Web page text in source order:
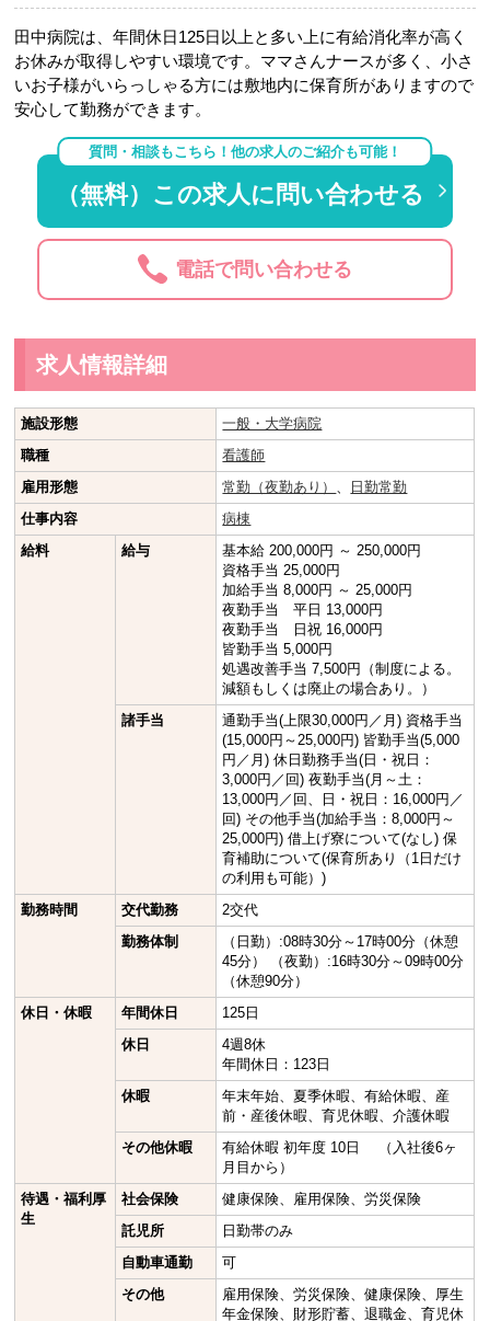
田中病院は、年間休日125日以上と多い上に有給消化率が高く
お休みが取得しやすい環境です。ママさんナースが多く、小さ
いお子様がいらっしゃる方には敷地内に保育所がありますので
安心して勤務ができます。
質問・相談もこちら！他の求人のご紹介も可能！
（無料）この求人に問い合わせる
電話で問い合わせる
求人情報詳細
施設形態
一般・大学病院
職種
看護師
雇用形態
常勤（夜勤あり）
日勤常勤
仕事内容
病棟
給料
給与
基本給 200,000円 ～ 250,000円
資格手当 25,000円
加給手当 8,000円 ～ 25,000円
夜勤手当 平日 13,000円
夜勤手当 日祝 16,000円
皆勤手当 5,000円
処遇改善手当 7,500円（制度による。
減額もしくは廃止の場合あり。）
諸手当
通勤手当(上限30,000円／月) 資格手当
(15,000円～25,000円) 皆勤手当(5,000
円／月) 休日勤務手当(日・祝日：
3,000円／回) 夜勤手当(月～土：
13,000円／回、日・祝日：16,000円／
回) その他手当(加給手当：8,000円～
25,000円) 借上げ寮について(なし) 保
育補助について(保育所あり（1日だけ
の利用も可能）)
勤務時間
交代勤務
2交代
勤務体制
（日勤）:08時30分～17時00分（休憩
45分） （夜勤）:16時30分～09時00分
（休憩90分）
休日・休暇
年間休日
125日
休日
4週8休
年間休日：123日
休暇
年末年始、夏季休暇、有給休暇、産
前・産後休暇、育児休暇、介護休暇
その他休暇
有給休暇 初年度 10日 （入社後6ヶ
月目から）
待遇・福利厚
生
社会保険
健康保険、雇用保険、労災保険
託児所
日勤帯のみ
自動車通勤
可
その他
雇用保険、労災保険、健康保険、厚生
年金保険、財形貯蓄、退職金、育児休